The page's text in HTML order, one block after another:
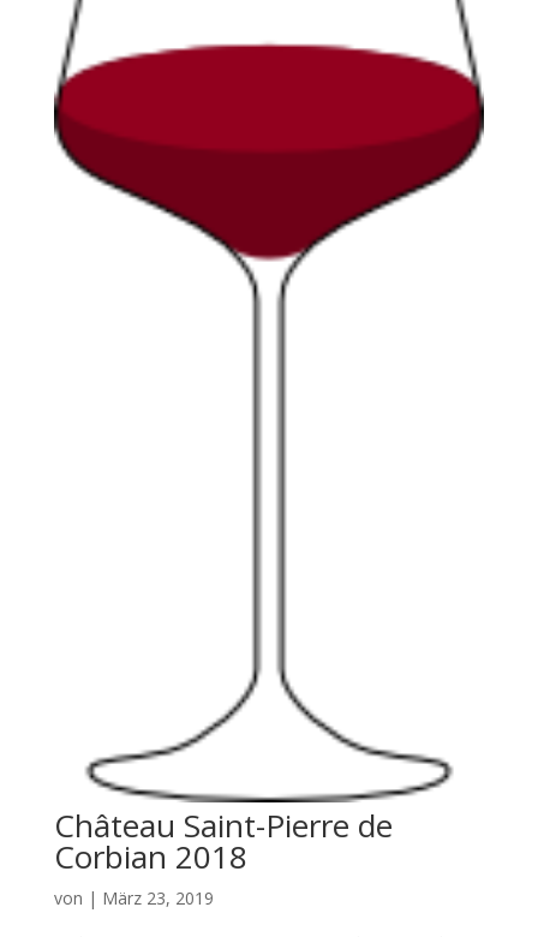
Château Saint-Pierre de
Corbian 2018
von | März 23, 2019